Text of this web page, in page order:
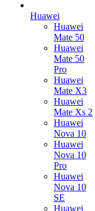
Huawei
Huawei
Mate 50
Huawei
Mate 50
Pro
Huawei
Mate X3
Huawei
Mate Xs 2
Huawei
Nova 10
Huawei
Nova 10
Pro
Huawei
Nova 10
SE
Huawei